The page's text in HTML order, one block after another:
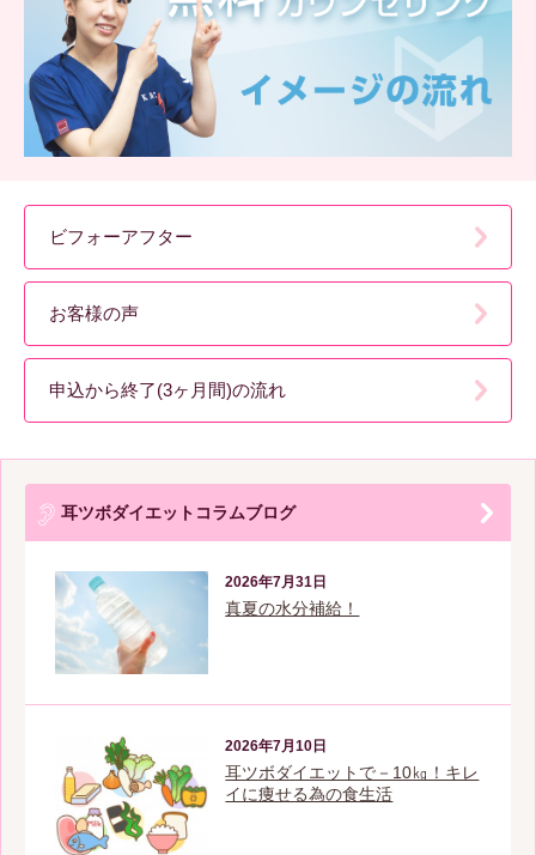
ビフォーアフター
お客様の声
申込から終了(3ヶ月間)の流れ
耳ツボダイエットコラムブログ
2026年7月31日
真夏の水分補給！
2026年7月10日
耳ツボダイエットで－10㎏！キレ
イに痩せる為の食生活